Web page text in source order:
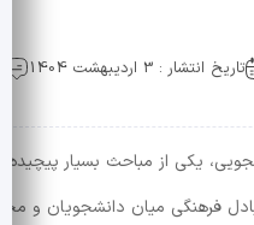
تاریخ انتشار : 3 اردیبهشت 1404
یکی از مباحث بسیار
فرهنگی میان دانشجویان و